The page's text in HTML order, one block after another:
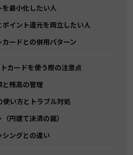
最小化したい人
ポイント還元を両立したい人
カードとの併用パターン
カードを使う際の注意点
残高の管理
使い方とトラブル対処
円建て決済の罠）
シングとの違い